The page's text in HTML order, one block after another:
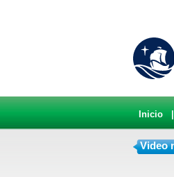
Inicio
Video